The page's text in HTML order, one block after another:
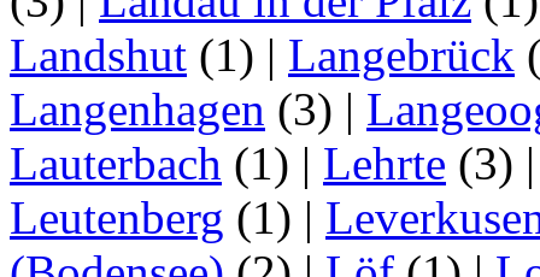
Landshut (1) | Langebrück
Langenhagen (3) |
Lauterbach (1) | Lehrte (3)
Leutenberg (1) |